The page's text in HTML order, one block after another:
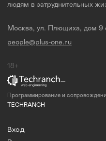
людям в затруднительных
Москва, ул. Плющиха, дом 9
people@plus-one.ru
18+
Программирование и
TECHRANCH
Вход